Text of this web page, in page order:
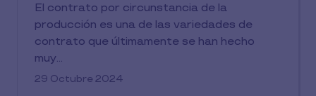
El contrato por circunstancia de la
producción es una de las variedades de
contrato que últimamente se han hecho
muy...
29 Octubre 2024